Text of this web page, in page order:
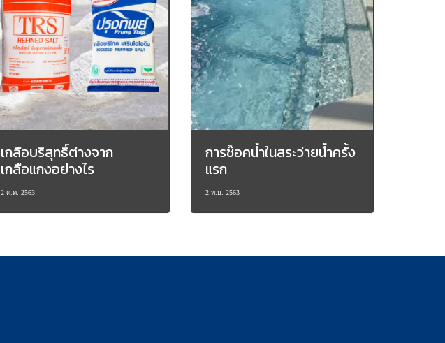
เกลือบริสุทธิ์ต่างจาก
เกลือแกงอย่างไร
2 ต.ค. 2563
การช๊อคน้ำในสระว่ายน้ำครั้ง
แรก
2 พ.ย. 2563